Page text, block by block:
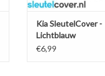
Kia SleutelCover -
Lichtblauw
€6,99